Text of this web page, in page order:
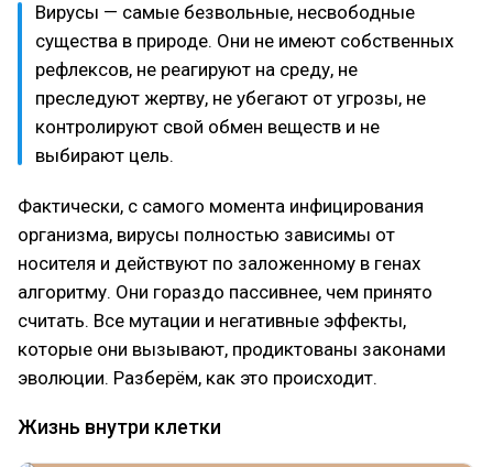
Вирусы — самые безвольные, несвободные
существа в природе. Они не имеют собственных
рефлексов, не реагируют на среду, не
преследуют жертву, не убегают от угрозы, не
контролируют свой обмен веществ и не
выбирают цель.
Фактически, с самого момента инфицирования
организма, вирусы полностью зависимы от
носителя и действуют по заложенному в генах
алгоритму. Они гораздо пассивнее, чем принято
считать. Все мутации и негативные эффекты,
которые они вызывают, продиктованы законами
эволюции. Разберём, как это происходит.
Жизнь внутри клетки